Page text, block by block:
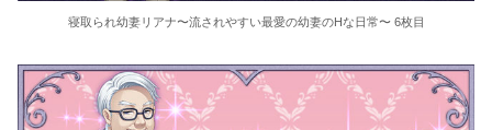
寝取られ幼妻リアナ〜流されやすい最愛の幼妻のHな日常〜 6枚目